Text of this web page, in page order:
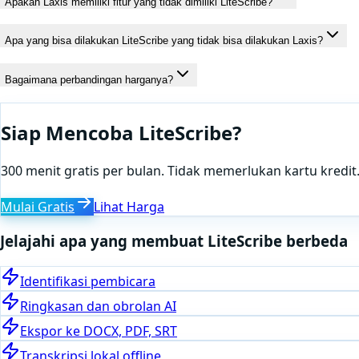
Apa yang bisa dilakukan LiteScribe yang tidak bisa dilakukan Laxis?
Bagaimana perbandingan harganya?
Siap Mencoba LiteScribe?
300 menit gratis per bulan. Tidak memerlukan kartu kredit.
Mulai Gratis Lihat Harga
Jelajahi apa yang membuat LiteScribe berbeda
Identifikasi pembicara
Ringkasan dan obrolan AI
Ekspor ke DOCX, PDF, SRT